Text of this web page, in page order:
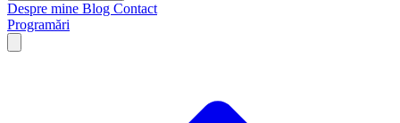
Despre mine Blog Contact
Programări